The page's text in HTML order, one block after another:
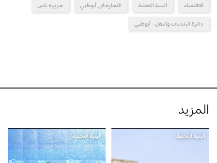
الاقتصاد البنية التحتية التجارة في أبوظبي جزيرة ياس
دائرة البلديات والنقل - أبوظبي
المزيد
البنية التحتية البنية التحتية